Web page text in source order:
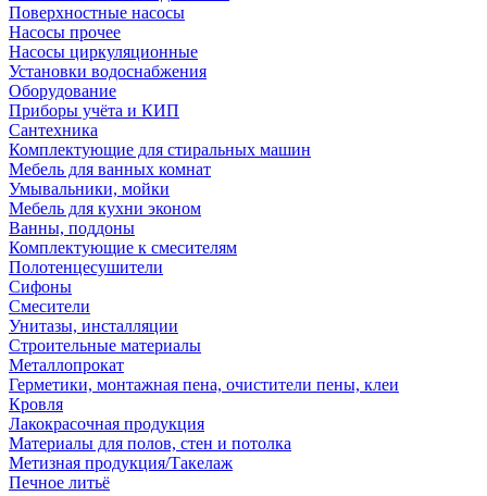
Поверхностные насосы
Насосы прочее
Насосы циркуляционные
Установки водоснабжения
Оборудование
Приборы учёта и КИП
Сантехника
Комплектующие для стиральных машин
Мебель для ванных комнат
Умывальники, мойки
Мебель для кухни эконом
Ванны, поддоны
Комплектующие к смесителям
Полотенцесушители
Сифоны
Смесители
Унитазы, инсталляции
Строительные материалы
Металлопрокат
Герметики, монтажная пена, очистители пены, клеи
Кровля
Лакокрасочная продукция
Материалы для полов, стен и потолка
Метизная продукция/Такелаж
Печное литьё